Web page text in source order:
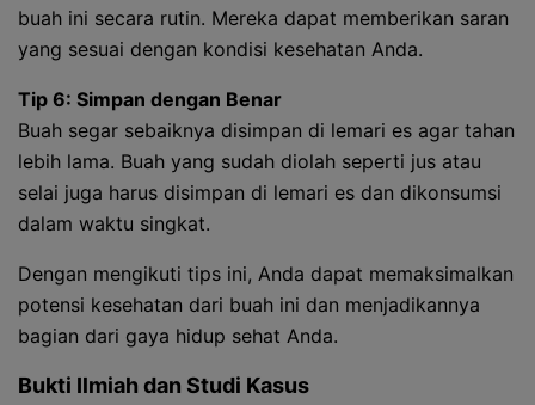
buah ini secara rutin. Mereka dapat memberikan saran
yang sesuai dengan kondisi kesehatan Anda.
Tip 6: Simpan dengan Benar
Buah segar sebaiknya disimpan di lemari es agar tahan
lebih lama. Buah yang sudah diolah seperti jus atau
selai juga harus disimpan di lemari es dan dikonsumsi
dalam waktu singkat.
Dengan mengikuti tips ini, Anda dapat memaksimalkan
potensi kesehatan dari buah ini dan menjadikannya
bagian dari gaya hidup sehat Anda.
Bukti Ilmiah dan Studi Kasus